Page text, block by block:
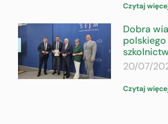
Czytaj
Dobra
polskiego
20/07/
Czytaj